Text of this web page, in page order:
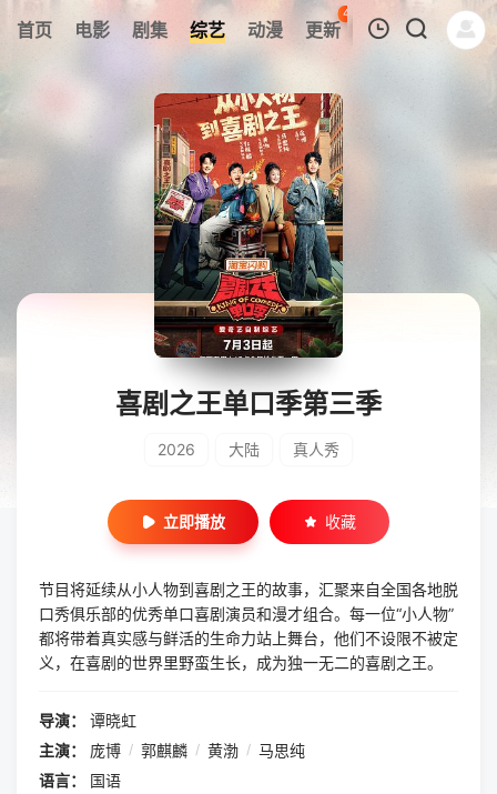
首页 电影 剧集 综艺 动漫 更新
44
热榜 APP
暂无观看影片的记录
喜剧之王单口季第三季
2026 大陆 真人秀
立即播放 收藏
节目将延续从小人物到喜剧之王的故事，汇聚来自全国各地脱
口秀俱乐部的优秀单口喜剧演员和漫才组合。每一位“小人物”
都将带着真实感与鲜活的生命力站上舞台，他们不设限不被定
义，在喜剧的世界里野蛮生长，成为独一无二的喜剧之王。
导演：
谭晓虹
主演：
庞博 / 郭麒麟 / 黄渤 / 马思纯
语言：
国语